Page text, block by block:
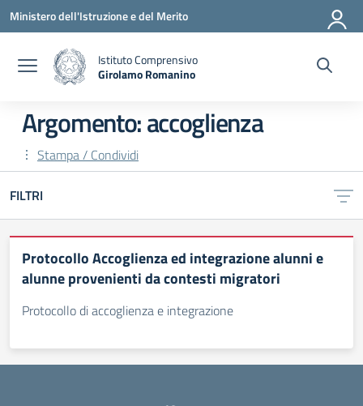
Vai ai contenuti
Vai al menu di navigazione
Vai al footer
Ministero dell'Istruzione e del Merito
Istituto Comprensivo
Girolamo Romanino
Argomento: accoglienza
Stampa / Condividi
FILTRI
Protocollo Accoglienza ed integrazione alunni e
alunne provenienti da contesti migratori
Protocollo di accoglienza e integrazione